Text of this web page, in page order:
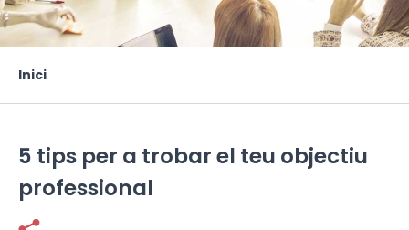
Esteu aquí
Inici
5 tips per a trobar el teu objectiu
professional